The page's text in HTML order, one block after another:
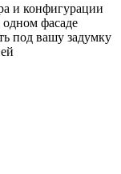
и конфигурации
фасаде
под вашу задумку